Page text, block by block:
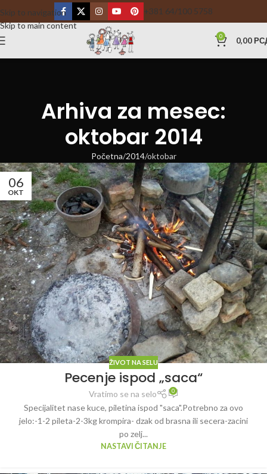
Skip to navigation
Skip to main content
+381 64/100 5758
0 0,00
Arhiva za mesec:
oktobar 2014
Početna 2014 oktobar
06
OKT
ŽIVOT NA SELU
Pecenje ispod „saca“
Vratimo se na selo 0
Specijalitet nase kuce, piletina ispod "saca".Potrebno za ovo
jelo:-1-2 pileta-2-3kg krompira- dzak od brasna ili secera-zacini
po zelj...
NASTAVI ČITANJE